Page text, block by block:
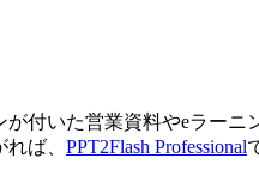
付いた営業資料やeラー
ば、 PPT2Flash Professional